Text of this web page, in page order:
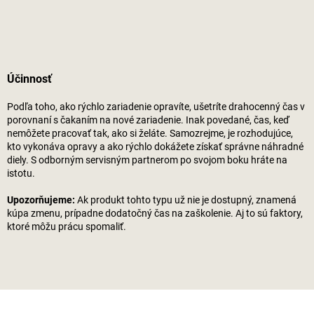
Účinnosť
Podľa toho, ako rýchlo zariadenie opravíte, ušetríte drahocenný čas v
porovnaní s čakaním na nové zariadenie. Inak povedané, čas, keď
nemôžete pracovať tak, ako si želáte. Samozrejme, je rozhodujúce,
kto vykonáva opravy a ako rýchlo dokážete získať správne náhradné
diely. S odborným servisným partnerom po svojom boku hráte na
istotu.
Upozorňujeme: Ak produkt tohto typu už nie je dostupný, znamená
kúpa zmenu, prípadne dodatočný čas na zaškolenie. Aj to sú faktory,
ktoré môžu prácu spomaliť.